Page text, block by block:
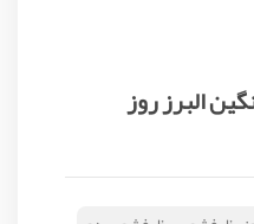
البرز روز